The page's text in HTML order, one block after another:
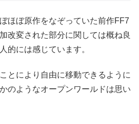
ほぼ原作をなぞっていた前作FF7
改変された部分に関しては概ね良
的には感じています。
とにより自由に移動できるように
のようなオープンワールドは思い